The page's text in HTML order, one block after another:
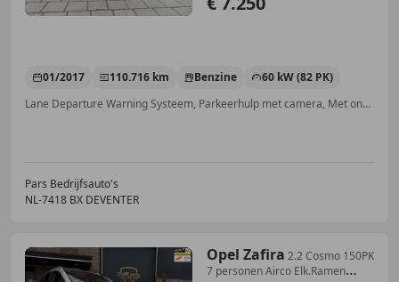
01/2017 110.716 km Benzine
60 kW (82 PK)
Lane Departure Warning Systeem, Parkeerhulp met camera, Met onderhoudshistorie, Automatische klimaatregeling, Apple CarPlay, Vermoeidheidsdetectie, Parkeerhulp achter, Xenon verlichting
Pars Bedrijfsauto's
NL-7418 BX DEVENTER
Opel Zafira 2.2 Cosmo 150PK
7 personen Airco Elk.Ramen